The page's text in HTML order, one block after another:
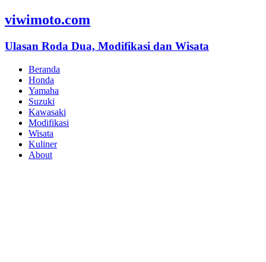
viwimoto.com
Ulasan Roda Dua, Modifikasi dan Wisata
Beranda
Honda
Yamaha
Suzuki
Kawasaki
Modifikasi
Wisata
Kuliner
About